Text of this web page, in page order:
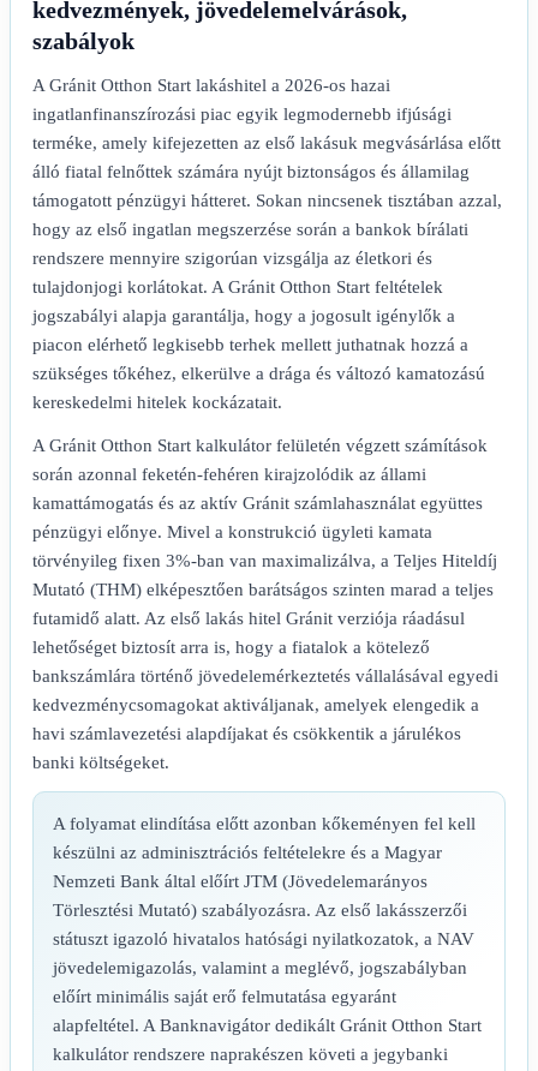
kedvezmények, jövedelemelvárások,
szabályok
A Gránit Otthon Start lakáshitel a 2026-os hazai
ingatlanfinanszírozási piac egyik legmodernebb ifjúsági
terméke, amely kifejezetten az első lakásuk megvásárlása előtt
álló fiatal felnőttek számára nyújt biztonságos és államilag
támogatott pénzügyi hátteret. Sokan nincsenek tisztában azzal,
hogy az első ingatlan megszerzése során a bankok bírálati
rendszere mennyire szigorúan vizsgálja az életkori és
tulajdonjogi korlátokat. A Gránit Otthon Start feltételek
jogszabályi alapja garantálja, hogy a jogosult igénylők a
piacon elérhető legkisebb terhek mellett juthatnak hozzá a
szükséges tőkéhez, elkerülve a drága és változó kamatozású
kereskedelmi hitelek kockázatait.
A Gránit Otthon Start kalkulátor felületén végzett számítások
során azonnal feketén-fehéren kirajzolódik az állami
kamattámogatás és az aktív Gránit számlahasználat együttes
pénzügyi előnye. Mivel a konstrukció ügyleti kamata
törvényileg fixen 3%-ban van maximalizálva, a Teljes Hiteldíj
Mutató (THM) elképesztően barátságos szinten marad a teljes
futamidő alatt. Az első lakás hitel Gránit verziója ráadásul
lehetőséget biztosít arra is, hogy a fiatalok a kötelező
bankszámlára történő jövedelemérkeztetés vállalásával egyedi
kedvezménycsomagokat aktiváljanak, amelyek elengedik a
havi számlavezetési alapdíjakat és csökkentik a járulékos
banki költségeket.
A folyamat elindítása előtt azonban kőkeményen fel kell
készülni az adminisztrációs feltételekre és a Magyar
Nemzeti Bank által előírt JTM (Jövedelemarányos
Törlesztési Mutató) szabályozásra. Az első lakásszerzői
státuszt igazoló hivatalos hatósági nyilatkozatok, a NAV
jövedelemigazolás, valamint a meglévő, jogszabályban
előírt minimális saját erő felmutatása egyaránt
alapfeltétel. A Banknavigátor dedikált Gránit Otthon Start
kalkulátor rendszere naprakészen követi a jegybanki